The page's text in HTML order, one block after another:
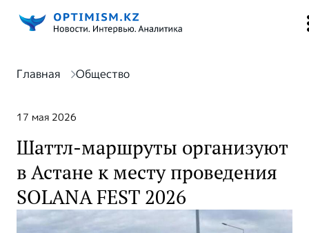
Главная Общество
17 мая 2026
Шаттл-маршруты организуют
в Астане к месту проведения
SOLANA FEST 2026